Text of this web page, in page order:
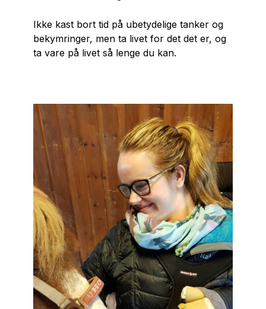
Ikke kast bort tid på ubetydelige tanker og
bekymringer, men ta livet for det det er, og
ta vare på livet så lenge du kan.